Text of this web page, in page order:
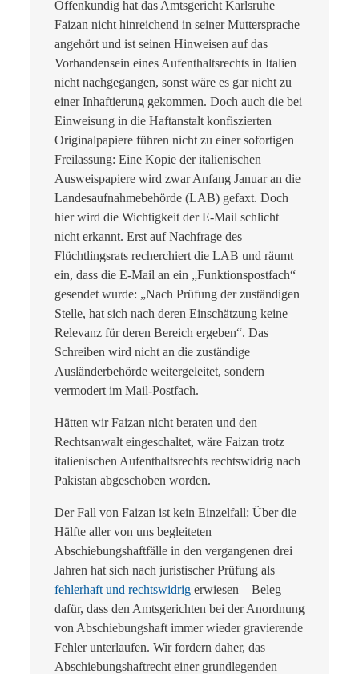
Offenkundig hat das Amtsgericht Karlsruhe
Faizan nicht hinreichend in seiner Muttersprache
angehört und ist seinen Hinweisen auf das
Vorhandensein eines Aufenthaltsrechts in Italien
nicht nachgegangen, sonst wäre es gar nicht zu
einer Inhaftierung gekommen. Doch auch die bei
Einweisung in die Haftanstalt konfiszierten
Originalpapiere führen nicht zu einer sofortigen
Freilassung: Eine Kopie der italienischen
Ausweispapiere wird zwar Anfang Januar an die
Landesaufnahmebehörde (LAB) gefaxt. Doch
hier wird die Wichtigkeit der E-Mail schlicht
nicht erkannt. Erst auf Nachfrage des
Flüchtlingsrats recherchiert die LAB und räumt
ein, dass die E-Mail an ein „Funktionspostfach“
gesendet wurde: „Nach Prüfung der zuständigen
Stelle, hat sich nach deren Einschätzung keine
Relevanz für deren Bereich ergeben“. Das
Schreiben wird nicht an die zuständige
Ausländerbehörde weitergeleitet, sondern
vermodert im Mail-Postfach.
Hätten wir Faizan nicht beraten und den
Rechtsanwalt eingeschaltet, wäre Faizan trotz
italienischen Aufenthaltsrechts rechtswidrig nach
Pakistan abgeschoben worden.
Der Fall von Faizan ist kein Einzelfall: Über die
Hälfte aller von uns begleiteten
Abschiebungshaftfälle in den vergangenen drei
Jahren hat sich nach juristischer Prüfung als
fehlerhaft und rechtswidrig erwiesen – Beleg
dafür, dass den Amtsgerichten bei der Anordnung
von Abschiebungshaft immer wieder gravierende
Fehler unterlaufen. Wir fordern daher, das
Abschiebungshaftrecht einer grundlegenden